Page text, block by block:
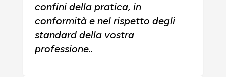
confini della pratica, in
conformità e nel rispetto degli
standard della vostra
professione..